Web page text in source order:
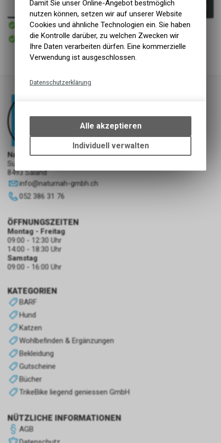
In den Warenkorb
Sofort verfügbar
Versand
Sofort abholbar
Abholung NaturNah GmbH
NaturNah GmbH
Sunnehofstrasse 7
8493 Saland
info@naturnah-gmbh.ch
052 386 31 76
KATEGORIEN
BARF
Hund
Katzen
Wohlbefinden & Ergänzungen
Bekleidung
Gutscheine
Bücher
TrikeBike liegend geniessen GmbH
NÜTZLICHE INFORMATIONEN
AGB
ÖFFNUNGSZEITEN
Montag - Freitag
09:00 - 12:30 Uhr
14:00 - 18:30 Uhr
Samstag
09:00 - 16:00 Uhr
Damit Sie unser Online-Angebot bestmöglich
nutzen können, setzen wir auf unserer Website
Cookies und ähnliche Technologien ein. Sie haben
die Kontrolle darüber, zu welchen Zwecken wir
Ihre Daten verarbeiten dürfen. Eine kommerzielle
Verwendung ist ausgeschlossen.
Datenschutzerklärung
bestimmte Interaktionen und
Einstellungen auf Ihrem Gerät,
um die grundlegenden
Funktionen unseres Online-
ermöglichen. Bitte beachten Sie,
Alle akzeptieren
Individuell verwalten